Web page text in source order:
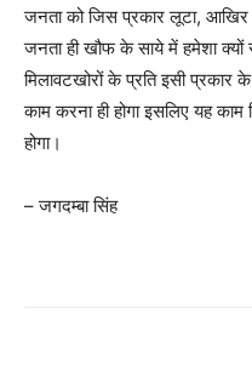
जनता को जिस प्रकार लूटा,
जनता ही खौफ के साये में हमेशा क्यों
मिलावटखोरों के प्रति इसी
काम करना ही होगा इसलिए यह
होगा।
– जगदम्बा सिंह